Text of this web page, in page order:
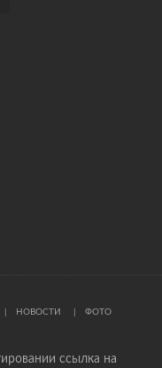
НОВОСТИ ФОТО
ссылка на